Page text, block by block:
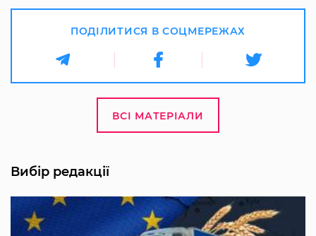
ПОДІЛИТИСЯ В СОЦМЕРЕЖАХ
ВСІ МАТЕРІАЛИ
Вибір редакції